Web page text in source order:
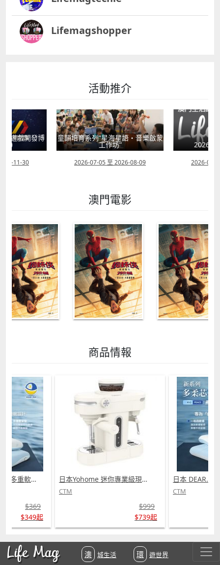
Life Mag 澳城生活 環遊世界
Lifemagshopper
活動推介
語・音樂啟蒙
08-09
2026年“圖書館e學堂”
2026-07-22 至 2026-10-31
童心探秘澳
2026-07-
澳門電影
商品情報
日本 DEAR.MIN 雲感多重軟芯柔托緩壓Peace柔眠枕 (需訂貨)
$369
$349起
日本Yohome 迷你專業級現磨鮮萃奶泡3合1半自動家庭意式咖啡機 (需訂貨)
CTM
$999
$739起
CTM